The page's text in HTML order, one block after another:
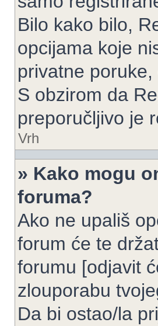
Bilo kako bilo,
opcijama koje
privatne
S obzirom da
preporučljivo je
Vrh
» Kako mogu
foruma?
Ako ne upališ
forum će te
forumu [odjavit
zlouporabu
Da bi ostao/la